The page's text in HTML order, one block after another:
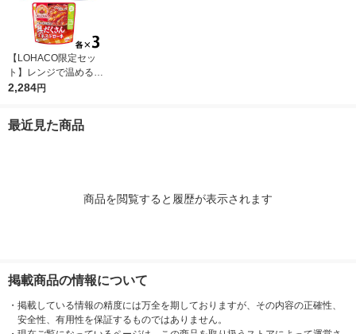
【LOHACO限定セッ
ト】レンジで温めるだ
け♪ 江崎グリコ クレ
セット（9食）
2,284円
最近見た商品
商品を閲覧すると履歴が表示されます
掲載商品の情報について
・ 掲載している情報の精度には万全を期しておりますが、その内容の正確性、
安全性、有用性を保証するものではありません。